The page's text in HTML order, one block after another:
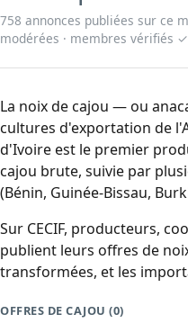
758 annonces publiées sur ce
modérées · membres vérifiés ✓
La noix de cajou — ou
cultures d'exportation de
d'Ivoire est le premier
cajou brute, suivie par
(Bénin, Guinée-Bissau,
Sur CECIF, producteurs,
publient leurs offres de
transformées, et les
OFFRES DE CAJOU (0)